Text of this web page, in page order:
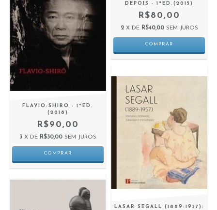
FLAVIO-SHIRO - 1ªED.
(2018)
R$90,00
3 X DE R$30,00 SEM JUROS
DEPOIS - 1ªED.(2015)
R$80,00
2 X DE R$40,00 SEM JUROS
LASAR SEGALL (1889-1957):